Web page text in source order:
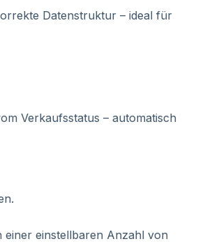
Datenstruktur – ideal für
Verkaufsstatus – automatisch
einer einstellbaren Anzahl von